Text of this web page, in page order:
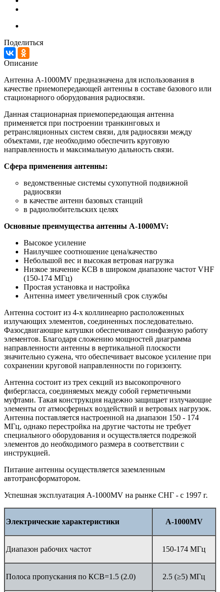
Поделиться
Описание
Антенна A-1000MV предназначена для использования в
качестве приемопередающей антенны в составе базового или
стационарного оборудования радиосвязи.
Данная стационарная приемопередающая антенна
применяется при построении транкинговых и
ретрансляционных систем связи, для радиосвязи между
объектами, где необходимо обеспечить круговую
направленность и максимальную дальность связи.
Сфера применения антенны:
ведомственные системы сухопутной подвижной
радиосвязи
в качестве антенн базовых станций
в радиолюбительских целях
Основные преимущества антенны A-1000MV:
Высокое усиление
Наилучшее соотношение цена/качество
Небольшой вес и высокая ветровая нагрузка
Низкое значение КСВ в широком диапазоне частот VHF
(150-174 МГц)
Простая установка и настройка
Антенна имеет увеличенный срок службы
Антенна состоит из 4-х коллинеарно расположенных
излучающих элементов, соединенных последовательно.
Фазосдвигающие катушки обеспечивают синфазную работу
элементов. Благодаря сложению мощностей диаграмма
направленности антенны в вертикальной плоскости
значительно сужена, что обеспечивает высокое усиление при
сохранении круговой направленности по горизонту.
Антенна состоит из трех секций из высокопрочного
фибергласса, соединяемых между собой герметичными
муфтами. Такая конструкция надежно защищает излучающие
элементы от атмосферных воздействий и ветровых нагрузок.
Антенна поставляется настроенной на диапазон 150 - 174
МГц, однако перестройка на другие частоты не требует
специального оборудования и осуществляется подрезкой
элементов до необходимого размера в соответствии с
инструкцией.
Питание антенны осуществляется заземленным
автотрансформатором.
Успешная эксплуатация A-1000MV на рынке СНГ - с 1997 г.
Электрические характеристики A-1000MV
Диапазон рабочих частот 150-174 МГц
Полоса пропускания по КСВ=1.5 (2.0) 2.5 (≥5) МГц